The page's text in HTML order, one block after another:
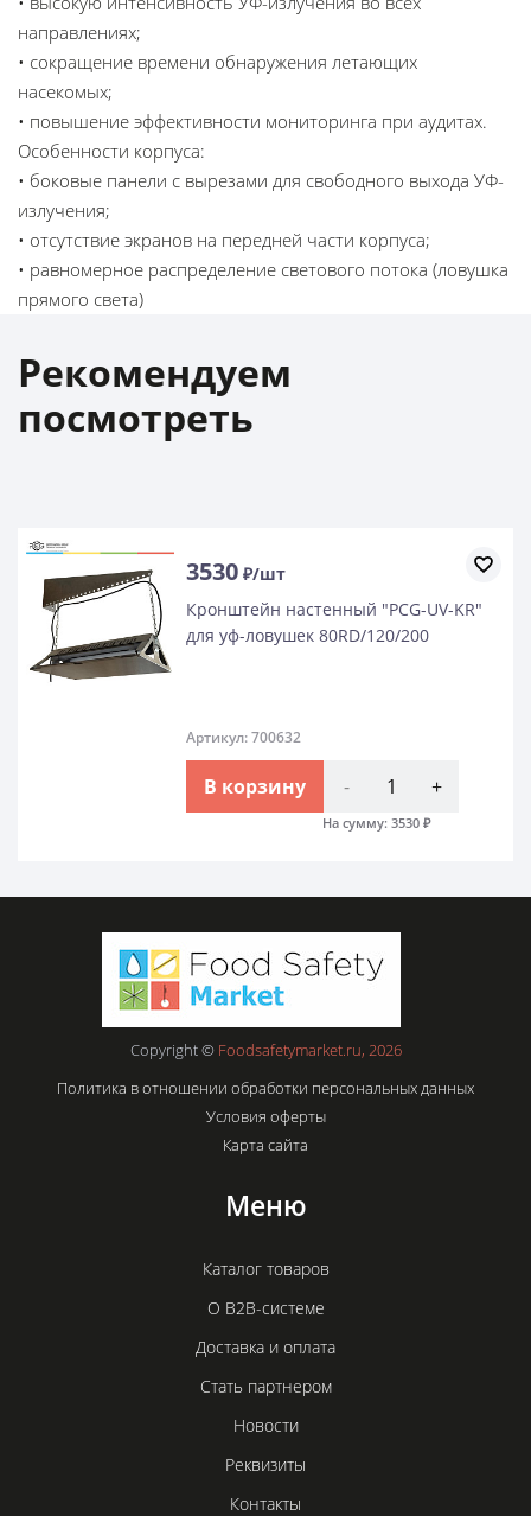
направлениях;
• сокращение времени обнаружения летающих
насекомых;
• повышение эффективности мониторинга при аудитах.
Особенности корпуса:
• боковые панели с вырезами для свободного выхода УФ-
излучения;
• отсутствие экранов на передней части корпуса;
• равномерное распределение светового потока (ловушка
прямого света)
Рекомендуем
посмотреть
3530 ₽/шт
Кронштейн настенный "PCG-UV-KR"
для уф-ловушек 80RD/120/200
Артикул: 700632
В корзину - +
На сумму: 3530 ₽
Copyright © Foodsafetymarket.ru, 2026
Политика в отношении обработки персональных данных
Условия оферты
Карта сайта
Меню
Каталог товаров
О B2B-системе
Доставка и оплата
Стать партнером
Новости
Реквизиты
Контакты